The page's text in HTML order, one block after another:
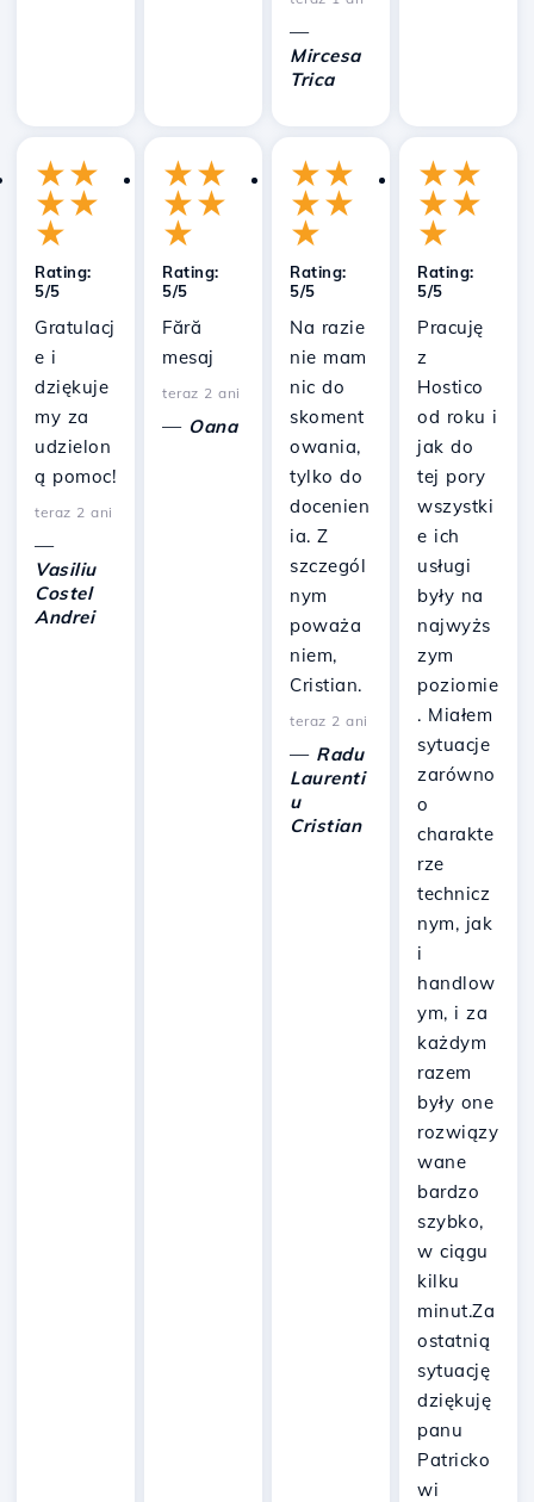
—
Mircesa
Trica
★★
★★
★
Rating:
5/5
Gratulacj
e i
dziękuje
my za
udzielon
ą pomoc!
teraz 2 ani
—
Vasiliu
Costel
Andrei
★★
★★
★
Rating:
5/5
Fără
mesaj
teraz 2 ani
— Oana
★★
★★
★
Rating:
5/5
Na razie
nie mam
nic do
skoment
owania,
tylko do
docenien
ia. Z
szczegól
nym
poważa
niem,
Cristian.
teraz 2 ani
— Radu
Laurenti
u
Cristian
★★
★★
★
Rating:
5/5
Pracuję
z
Hostico
od roku i
jak do
tej pory
wszystki
e ich
usługi
były na
najwyżs
zym
poziomie
. Miałem
sytuacje
zarówno
o
charakte
rze
technicz
nym, jak
i
handlow
ym, i za
każdym
razem
były one
rozwiązy
wane
bardzo
szybko,
w ciągu
kilku
minut.Za
ostatnią
sytuację
dziękuję
panu
Patricko
wi